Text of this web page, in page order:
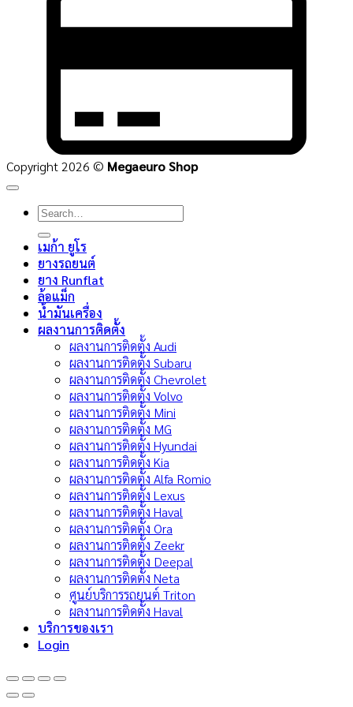
Copyright 2026 © Megaeuro Shop
Search
เมก้า ยูโร
ยางรถยนต์
ยาง Runflat
ล้อแม็ก
น้ำมันเครื่อง
ผลงานการติดตั้ง
ผลงานการติดตั้ง Audi
ผลงานการติดตั้ง Subaru
ผลงานการติดตั้ง Chevrolet
ผลงานการติดตั้ง Volvo
ผลงานการติดตั้ง Mini
ผลงานการติดตั้ง MG
ผลงานการติดตั้ง Hyundai
ผลงานการติดตั้ง Kia
ผลงานการติดตั้ง Alfa Romio
ผลงานการติดตั้ง Lexus
ผลงานการติดตั้ง Haval
ผลงานการติดตั้ง Ora
ผลงานการติดตั้ง Zeekr
ผลงานการติดตั้ง Deepal
ผลงานการติดตั้ง Neta
ศูนย์บริการรถยนต์ Triton
ผลงานการติดตั้ง Haval
บริการของเรา
Login